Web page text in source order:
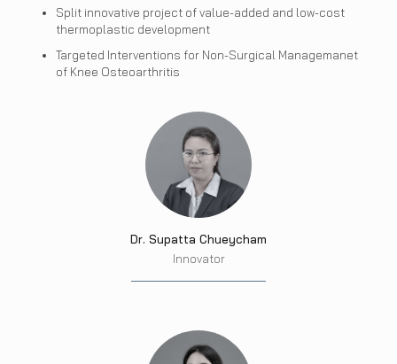
Split innovative project of value-added and low-cost
thermoplastic development
Targeted Interventions for Non-Surgical Managemanet
of Knee Osteoarthritis
Dr. Supatta Chueycham
Innovator